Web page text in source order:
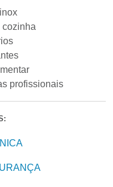
cozinha
profissionais